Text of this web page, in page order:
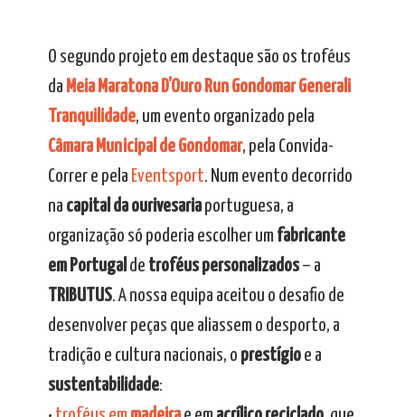
O segundo projeto em destaque são os troféus
da Meia Maratona D’Ouro Run Gondomar Generali
Tranquilidade, um evento organizado pela
Câmara Municipal de Gondomar, pela Convida-
Correr e pela Eventsport. Num evento decorrido
na capital da ourivesariaportuguesa, a
organização só poderia escolher um fabricante
em Portugal de troféus personalizados– a
TRIBUTUS. A nossa equipa aceitou o desafio de
desenvolver peças que aliassem o desporto, a
tradição e cultura nacionais, o prestígioe a
sustentabilidade: